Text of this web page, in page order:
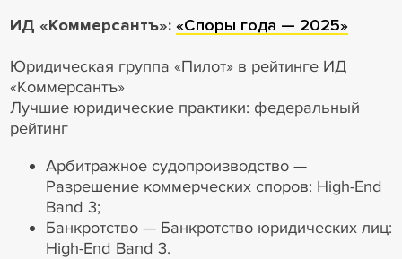
ИД «Коммерсантъ»: «Споры года — 2025»
Юридическая группа «Пилот» в рейтинге ИД
«Коммерсантъ»
Лучшие юридические практики: федеральный
рейтинг
Арбитражное судопроизводство —
Разрешение коммерческих споров: High-End
Band 3;
Банкротство — Банкротство юридических лиц:
High-End Band 3.